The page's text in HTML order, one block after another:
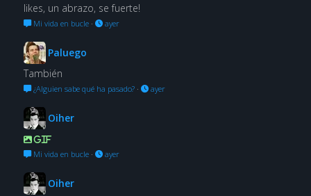
likes, un abrazo, se fuerte!
Mi vida en bucle· ayer
Paluego
También
¿Alguien sabe qué ha pasado?· ayer
Oiher
GIF
Mi vida en bucle· ayer
Oiher